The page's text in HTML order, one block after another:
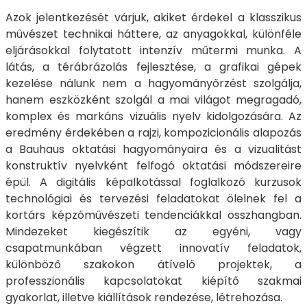
Azok jelentkezését várjuk, akiket érdekel a klasszikus
művészet technikai háttere, az anyagokkal, különféle
eljárásokkal folytatott intenzív műtermi munka. A
látás, a térábrázolás fejlesztése, a grafikai gépek
kezelése nálunk nem a hagyományőrzést szolgálja,
hanem eszközként szolgál a mai világot megragadó,
komplex és markáns vizuális nyelv kidolgozására. Az
eredmény érdekében a rajzi, kompozicionális alapozás
a Bauhaus oktatási hagyományaira és a vizualitást
konstruktív nyelvként felfogó oktatási módszereire
épül. A digitális képalkotással foglalkozó kurzusok
technológiai és tervezési feladatokat ölelnek fel a
kortárs képzőművészeti tendenciákkal összhangban.
Mindezeket kiegészítik az egyéni, vagy
csapatmunkában végzett innovatív feladatok,
különböző szakokon átívelő projektek, a
professzionális kapcsolatokat kiépítő szakmai
gyakorlat, illetve kiállítások rendezése, létrehozása.